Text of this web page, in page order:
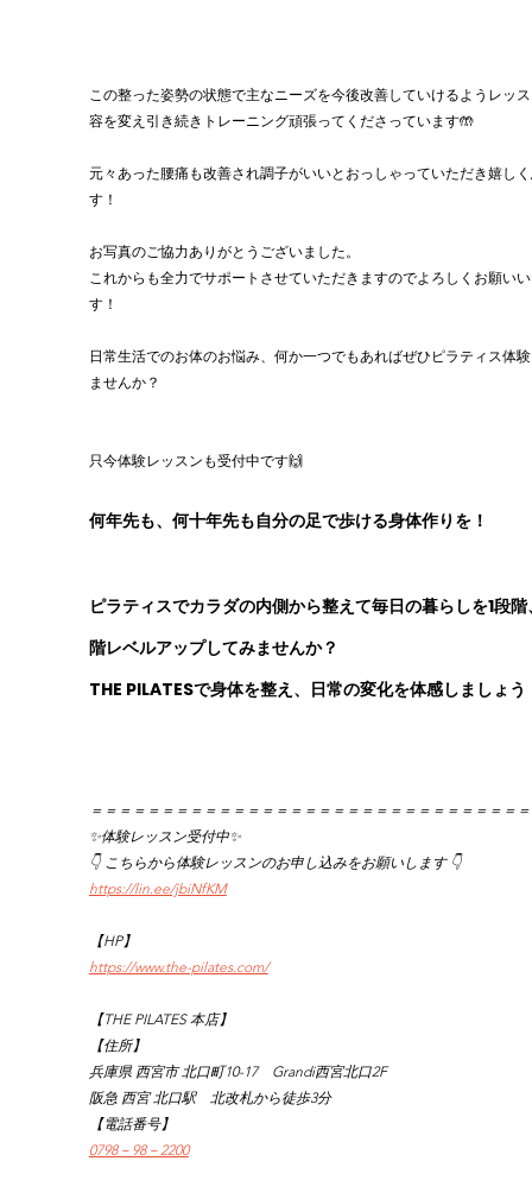
この整った姿勢の状態で主なニーズを今後改善していけるようレッ
容を変え引き続きトレーニング頑張ってくださっています🤲
元々あった腰痛も改善され調子がいいとおっしゃっていただき嬉し
す！
お写真のご協力ありがとうございました。
これからも全力でサポートさせていただきますのでよろしくお願い
す！
日常生活でのお体のお悩み、何か一つでもあればぜひピラティス体
ませんか？
只今体験レッスンも受付中です🙌
何年先も、何十年先も自分の足で歩ける身体作りを！
ピラティスでカラダの内側から整えて毎日の暮らしを1段
階レベルアップしてみませんか？
THE PILATESで身体を整え、日常の変化を体感しましょう
＝＝＝＝＝＝＝＝＝＝＝＝＝＝＝＝＝＝＝＝＝＝＝＝＝＝＝＝＝＝
✨体験レッスン受付中✨
👇 こちらから体験レッスンのお申し込みをお願いします 👇
https://lin.ee/jbiNfKM
【HP】
https://www.the-pilates.com/
【THE PILATES 本店】
【住所】
兵庫県 西宮市 北口町10-17　Grandi西宮北口2F
阪急 西宮 北口駅　北改札から徒歩3分
【電話番号】
0798－98－2200